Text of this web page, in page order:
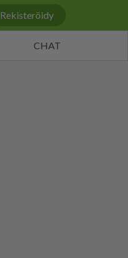
Rekisteröidy
CHAT